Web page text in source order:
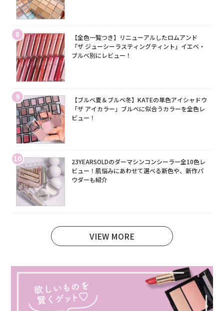
8
【全色一覧つき】リニューアルしたロムアンド
「ザ ジューシーラスティングティント」イエベ・
ブルベ別にレビュー！
9
【ブルベ夏＆ブルベ冬】KATEの単色アイシャドウ
「ザ アイカラー」ブルベに似合うカラーを全色レ
ビュー！
10
23YEARSOLDのダーマシンコンシーラー全10色レ
ビュー！肌悩みにあわせて選べる新色や、新作パ
ウダーも紹介
VIEW MORE